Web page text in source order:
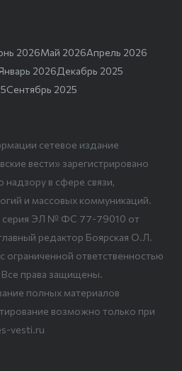
2026Май 2026Апрель 2026
2026Декабрь 2025
Сентябрь 2025
сетевое издание
вести» зарегистрировано
в сфере связи,
и массовых коммуникаций.
серия ЭЛ № ФС 77-79010 от
редактор Боярская О.Л.
ответственностью
Все права защищены.
полных материалов
возможно только при
vesti.ru